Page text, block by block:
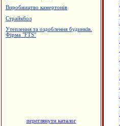
Виробництво камертонів
Страйкбол
Утеплення та оздоблення будинків.
Фірма "FTS"
переглянути каталог